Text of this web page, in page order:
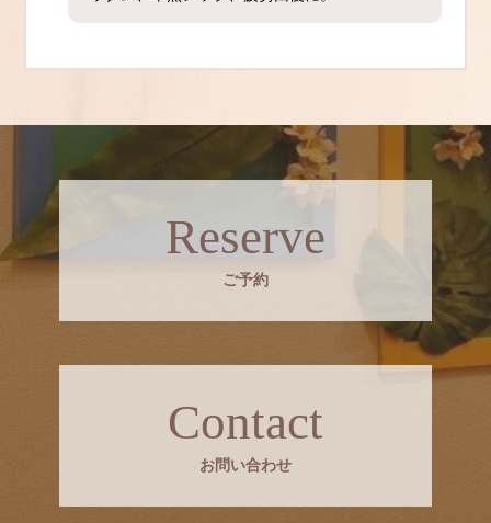
Reserve
ご予約
Contact
お問い合わせ